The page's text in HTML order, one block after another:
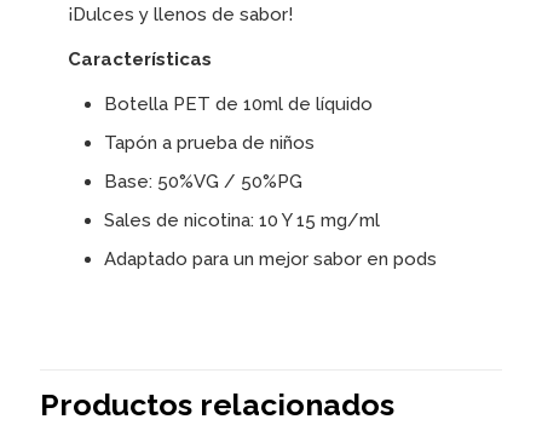
¡Dulces y llenos de sabor!
Características
Botella PET de 10ml de líquido
Tapón a prueba de niños
Base: 50%VG / 50%PG
Sales de nicotina: 10 Y 15 mg/ml
Adaptado para un mejor sabor en pods
Productos relacionados